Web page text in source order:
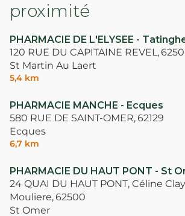
proximité
PHARMACIE DE L'ELYSEE -
120 RUE DU CAPITAINE REVEL,
St Martin Au Laert
5,4 km
PHARMACIE MANCHE - Ecques
580 RUE DE SAINT-OMER,62129
Ecques
6,7 km
PHARMACIE DU HAUT PONT - St
24 QUAI DU HAUT PONT, Céline
Mouliere,62500
St Omer